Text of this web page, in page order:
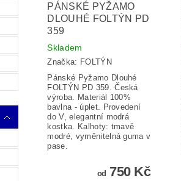
PÁNSKÉ PYŽAMO
DLOUHÉ FOLTÝN PD
359
Skladem
Značka: FOLTÝN
Pánské Pyžamo Dlouhé
FOLTÝN PD 359. Česká
výroba. Materiál 100%
bavlna - úplet. Provedení
do V, elegantní modrá
kostka. Kalhoty: tmavě
modré, vyměnitelná guma v
pase.
od 750 Kč